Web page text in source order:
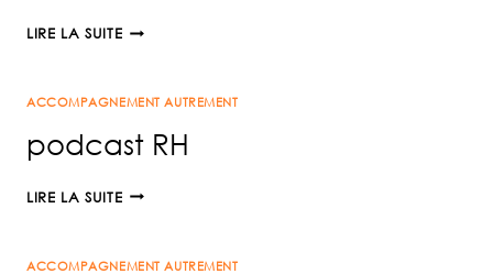
ACCOMPAGNER
LIRE LA SUITEFAIRE
DISCUSSION
ACCOMPAGNEMENT AUTREMENT
podcast RH
LIRE LA SUITEPODCAST
ACCOMPAGNEMENT AUTREMENT